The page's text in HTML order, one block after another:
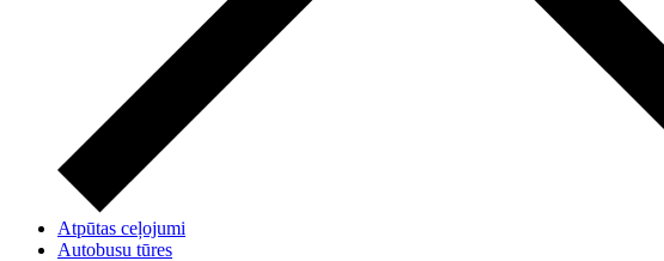
Atpūtas ceļojumi
Autobusu tūres